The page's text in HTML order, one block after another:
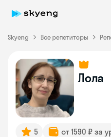
Skyeng Все репетиторы
Лола
5 от 1590 ₽ за
Skyeng Chat
online